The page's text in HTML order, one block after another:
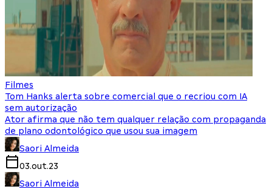
Filmes
Tom Hanks alerta sobre comercial que o recriou com IA
sem autorização
Ator afirma que não tem qualquer relação com propaganda
de plano odontológico que usou sua imagem
Saori Almeida
03.out.23
Saori Almeida